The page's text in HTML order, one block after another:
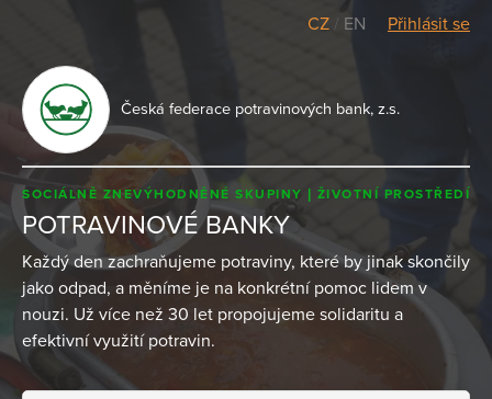
CZ / EN Přihlásit se
Česká federace potravinových bank, z.s.
SOCIÁLNĚ ZNEVÝHODNĚNÉ SKUPINY ŽIVOTNÍ PROSTŘEDÍ
POTRAVINOVÉ BANKY
Každý den zachraňujeme potraviny, které by jinak skončily
jako odpad, a měníme je na konkrétní pomoc lidem v
nouzi. Už více než 30 let propojujeme solidaritu a
efektivní využití potravin.